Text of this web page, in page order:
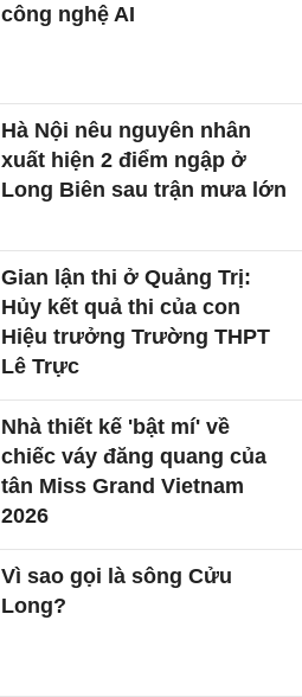
công nghệ AI
Hà Nội nêu nguyên nhân
xuất hiện 2 điểm ngập ở
Long Biên sau trận mưa lớn
Gian lận thi ở Quảng Trị:
Hủy kết quả thi của con
Hiệu trưởng Trường THPT
Lê Trực
Nhà thiết kế 'bật mí' về
chiếc váy đăng quang của
tân Miss Grand Vietnam
2026
Vì sao gọi là sông Cửu
Long?